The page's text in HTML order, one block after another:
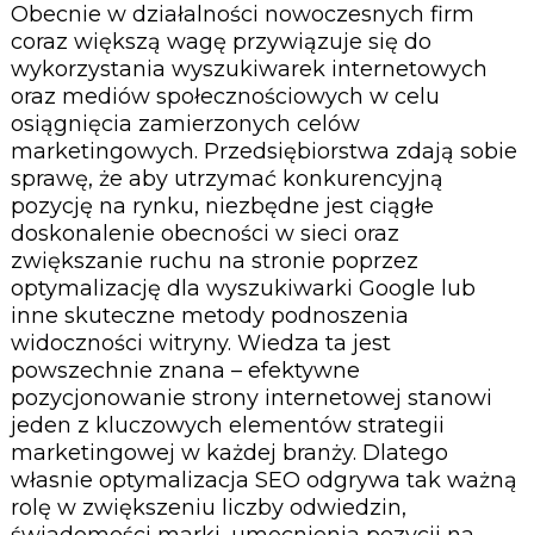
Obecnie w działalności nowoczesnych firm
coraz większą wagę przywiązuje się do
wykorzystania wyszukiwarek internetowych
oraz mediów społecznościowych w celu
osiągnięcia zamierzonych celów
marketingowych. Przedsiębiorstwa zdają sobie
sprawę, że aby utrzymać konkurencyjną
pozycję na rynku, niezbędne jest ciągłe
doskonalenie obecności w sieci oraz
zwiększanie ruchu na stronie poprzez
optymalizację dla wyszukiwarki Google lub
inne skuteczne metody podnoszenia
widoczności witryny. Wiedza ta jest
powszechnie znana – efektywne
pozycjonowanie strony internetowej stanowi
jeden z kluczowych elementów strategii
marketingowej w każdej branży. Dlatego
własnie optymalizacja SEO odgrywa tak ważną
rolę w zwiększeniu liczby odwiedzin,